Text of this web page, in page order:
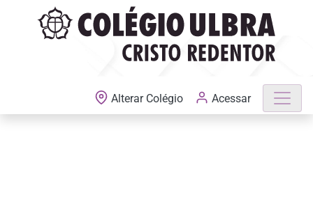
MATRÍCULAS ABERTAS
Alterar Colégio Acessar